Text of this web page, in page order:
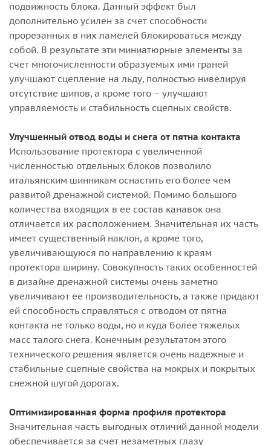
подвижность блока. Данный эффект был
дополнительно усилен за счет способности
прорезанных в них ламелей блокироваться между
собой. В результате эти миниатюрные элементы за
счет многочисленности образуемых ими граней
улучшают сцепление на льду, полностью нивелируя
отсутствие шипов, а кроме того – улучшают
управляемость и стабильность сцепных свойств.
Улучшенный отвод воды и снега от пятна контакта
Использование протектора с увеличенной
численностью отдельных блоков позволило
итальянским шинникам оснастить его более чем
развитой дренажной системой. Помимо большого
количества входящих в ее состав канавок она
отличается их расположением. Значительная их часть
имеет существенный наклон, а кроме того,
увеличивающуюся по направлению к краям
протектора ширину. Совокупность таких особенностей
в дизайне дренажной системы очень заметно
увеличивают ее производительность, а также придают
ей способность справляться с отводом от пятна
контакта не только воды, но и куда более тяжелых
масс талого снега. Конечным результатом этого
технического решения является очень надежные и
стабильные сцепные свойства на мокрых и покрытых
снежной шугой дорогах.
Оптимизированная форма профиля протектора
Значительная часть выгодных отличий данной модели
обеспечивается за счет незаметных глазу